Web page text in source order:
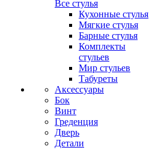
Все стулья
Кухонные стулья
Мягкие стулья
Барные стулья
Комплекты
стульев
Мир стульев
Табуреты
Аксессуары
Бок
Винт
Греденция
Дверь
Детали